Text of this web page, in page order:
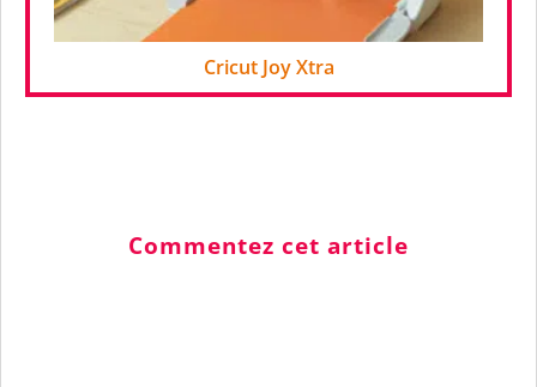
Cricut Joy Xtra
Commentez cet article